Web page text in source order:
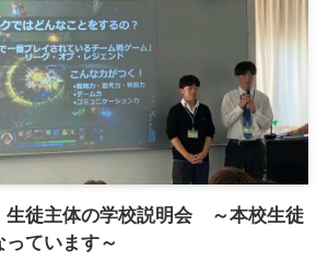
生徒主体の学校説明会 ～本校生徒
っています～